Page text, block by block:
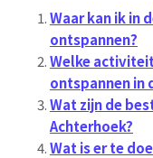
Waar kan ik in
ontspannen?
Welke
ontspannen in
Wat zijn de
Achterhoek?
Wat is er te